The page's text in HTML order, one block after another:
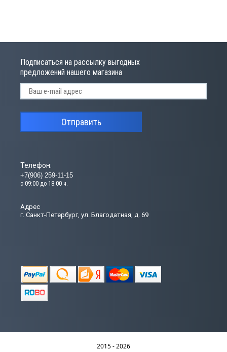
Телефон:
+7(906) 259-11-15
с 09:00 до 18:00 ч.
Адрес
г. Санкт-Петербург, ул. Благодатная, д. 69
Подписаться на рассылку выгодных
предложений нашего магазина
Отправить
2015 - 2026